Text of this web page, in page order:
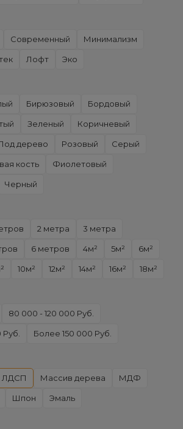
Современный Минимализм
Лофт Эко
Бирюзовый Бордовый
Зеленый Коричневый
дерево Розовый Серый
кость Фиолетовый
Черный
2 метра 3 метра
6 метров 4м² 5м² 6м²
10м² 12м² 14м² 16м² 18м²
80 000 - 120 000 Руб.
Руб. Более 150 000 Руб.
ЛДСП Массив дерева МДФ
Шпон Эмаль